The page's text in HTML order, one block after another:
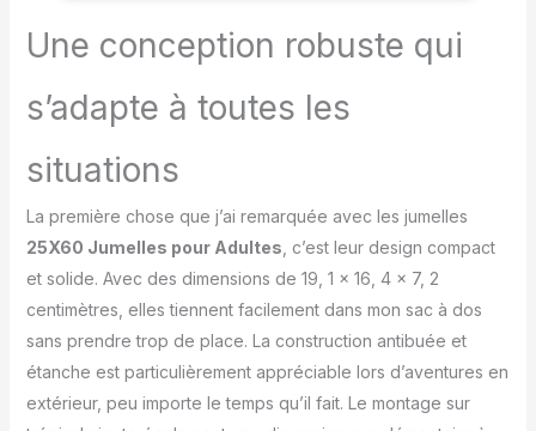
utilisé avec un objectif
10X pour smartphone. Sa
vous aide à capturer
angle de vision large
pouvant atteindre 8
degrés et un champ de
vision (FOV) de 328
pieds/1000 yards (100
m/1000 m), présentant
définition détaillée de
votre cible. Lentille en
Une conception robuste qui
s’adapte à toutes les
situations
La première chose que j’ai remarquée avec les jumelles
25X60 Jumelles pour Adultes , c’est leur design compact
et solide. Avec des dimensions de 19, 1 x 16, 4 x 7, 2
centimètres, elles tiennent facilement dans mon sac à dos
sans prendre trop de place. La construction antibuée et
étanche est particulièrement appréciable lors d’aventures en
extérieur, peu importe le temps qu’il fait. Le montage sur